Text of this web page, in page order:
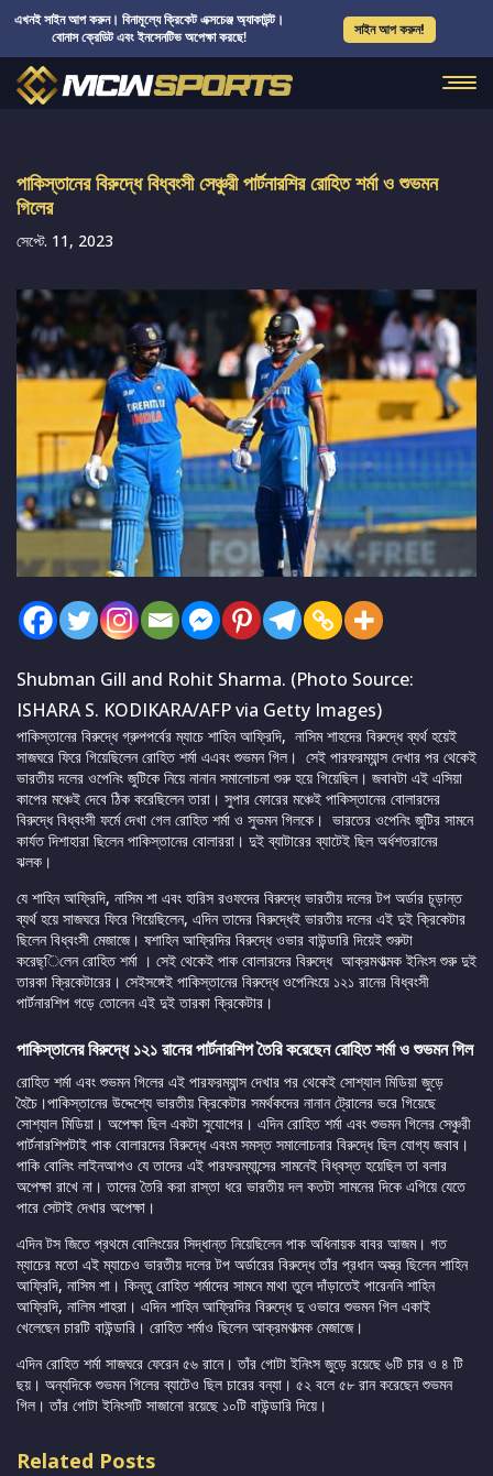
এখনই সাইন আপ করুন। বিনামূল্যে ক্রিকেট এক্সচেঞ্জ অ্যাকাউন্ট।
বোনাস ক্রেডিট এবং ইনসেনটিভ অপেক্ষা করছে!
সাইন আপ করুন!
পাকিস্তানের বিরুদ্ধে বিধ্বংসী সেঞ্চুরী পার্টনারশির রোহিত শর্মা ও শুভমন
গিলের
সেপ্টে. 11, 2023
Shubman Gill and Rohit Sharma. (Photo Source:
ISHARA S. KODIKARA/AFP via Getty Images)
পাকিস্তানের বিরুদ্ধে গ্রুপপর্বের ম্যাচে শাহিন আফ্রিদি, নাসিম শাহদের বিরুদ্ধে ব্যর্থ হয়েই
সাজঘরে ফিরে গিয়েছিলেন রোহিত শর্মা এএবং শুভমন গিল। সেই পারফরম্যান্স দেখার পর থেকেই
ভারতীয় দলের ওপেনিং জুটিকে নিয়ে নানান সমালোচনা শুরু হয়ে গিয়েছিল। জবাবটা এই এসিয়া
কাপের মঞ্চেই দেবে ঠিক করেছিলেন তারা। সুপার ফোরের মঞ্চেই পাকিস্তানের বোলারদের
বিরুদ্ধে বিধ্বংসী ফর্মে দেখা গেল রোহিত শর্মা ও সুভমন গিলকে। ভারতের ওপেনিং জুটির সামনে
কার্যত দিশাহারা ছিলেন পাকিস্তানের বোলাররা। দুই ব্যাটারের ব্যাটেই ছিল অর্ধশতরানের
ঝলক।
যে শাহিন আফ্রিদি, নাসিম শা এবং হারিস রওফদের বিরুদ্ধে ভারতীয় দলের টপ অর্ডার চূড়ান্ত
ব্যর্থ হয়ে সাজঘরে ফিরে গিয়েছিলেন, এদিন তাদের বিরুদ্ধেই ভারতীয় দলের এই দুই ক্রিকেটার
ছিলেন বিধ্বংসী মেজাজে। ষশাহিন আফ্রিদির বিরুদ্ধে ওভার বাউন্ডারি দিয়েই শুরুটা
করেছ্িলেন রোহিত শর্মা । সেই থেকেই পাক বোলারদের বিরুদ্ধে আক্রমণাত্মক ইনিংস শুরু দুই
তারকা ক্রিকেটারের। সেইসঙ্গেই পাকিস্তানের বিরুদ্ধে ওপেনিংয়ে ১২১ রানের বিধ্বংসী
পার্টনারশিপ গড়ে তোলেন এই দুই তারকা ক্রিকেটার।
পাকিস্তানের বিরুদ্ধে ১২১ রানের পার্টনারশিপ তৈরি করেছেন রোহিত শর্মা ও শুভমন গিল
রোহিত শর্মা এবং শুভমন গিলের এই পারফরম্যান্স দেখার পর থেকেই সোশ্যাল মিডিয়া জুড়ে
হৈচৈ।পাকিস্তানের উদ্দেশ্যে ভারতীয় ক্রিকেটার সমর্থকদের নানান ট্রোলের ভরে গিয়েছে
সোশ্যাল মিডিয়া। অপেক্ষা ছিল একটা সুযোগের। এদিন রোহিত শর্মা এবং শুভমন গিলের সেঞ্চুরী
পার্টনারশিপটাই পাক বোলারদের বিরুদ্ধে এবংম সমস্ত সমালোচনার বিরুদ্ধে ছিল যোগ্য জবাব।
পাকি বোলিং লাইনআপও যে তাদের এই পারফরম্যান্সের সামনেই বিধ্বস্ত হয়েছিল তা বলার
অপেক্ষা রাখে না। তাদের তৈরি করা রাস্তা ধরে ভারতীয় দল কতটা সামনের দিকে এগিয়ে যেতে
পারে সেটাই দেখার অপেক্ষা।
এদিন টস জিতে প্রথমে বোলিংয়ের সিদ্ধান্ত নিয়েছিলেন পাক অধিনায়ক বাবর আজম। গত
ম্যাচের মতো এই ম্যাচেও ভারতীয় দলের টপ অর্ডারের বিরুদ্ধে তাঁর প্রধান অস্ত্র ছিলেন শাহিন
আফ্রিদি, নাসিম শা। কিন্তু রোহিত শর্মাদের সামনে মাথা তুলে দাঁড়াতেই পারেননি শাহিন
আফ্রিদি, নালিম শাহরা। এদিন শাহিন আফ্রিদির বিরুদ্ধে দু ওভারে শুভমন গিল একাই
খেলেছেন চারটি বাউন্ডারি। রোহিত শর্মাও ছিলেন আক্রমণাত্মক মেজাজে।
এদিন রোহিত শর্মা সাজঘরে ফেরেন ৫৬ রানে। তাঁর গোটা ইনিংস জুড়ে রয়েছে ৬টি চার ও ৪ টি
ছয়। অন্যদিকে শুভমন গিলের ব্যাটেও ছিল চারের বন্যা। ৫২ বলে ৫৮ রান করেছেন শুভমন
গিল। তাঁর গোটা ইনিংসটি সাজানো রয়েছে ১০টি বাউন্ডারি দিয়ে।
Related Posts